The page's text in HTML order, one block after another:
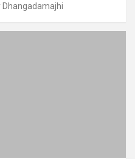
Dhangadamajhi